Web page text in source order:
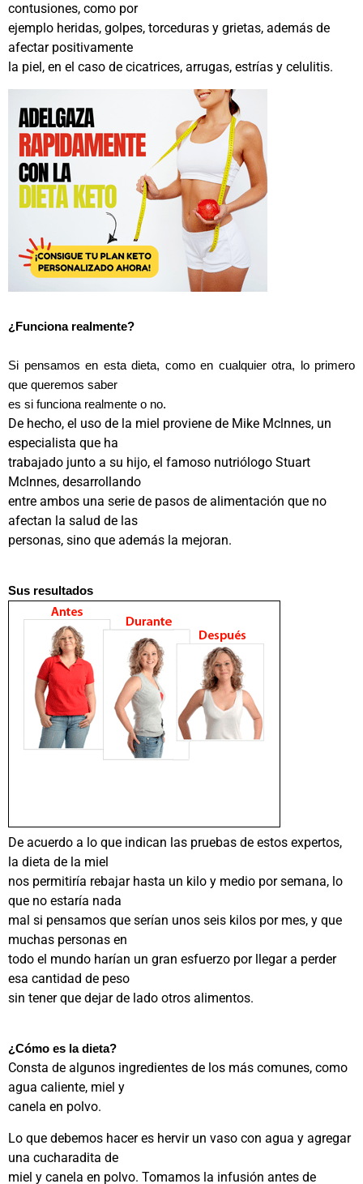
contusiones, como por
ejemplo heridas, golpes, torceduras y grietas, además de
afectar positivamente
la piel, en el caso de cicatrices, arrugas, estrías y celulitis.
¿Funciona realmente?
Si pensamos en esta dieta, como en cualquier otra, lo primero
que queremos saber
es si funciona realmente o no.
De hecho, el uso de la miel proviene de Mike Mclnnes, un
especialista que ha
trabajado junto a su hijo, el famoso nutriólogo Stuart
Mclnnes, desarrollando
entre ambos una serie de pasos de alimentación que no
afectan la salud de las
personas, sino que además la mejoran.
Sus resultados
De acuerdo a lo que indican las pruebas de estos expertos,
la dieta de la miel
nos permitiría rebajar hasta un kilo y medio por semana, lo
que no estaría nada
mal si pensamos que serían unos seis kilos por mes, y que
muchas personas en
todo el mundo harían un gran esfuerzo por llegar a perder
esa cantidad de peso
sin tener que dejar de lado otros alimentos.
¿Cómo es la dieta?
Consta de algunos ingredientes de los más comunes, como
agua caliente, miel y
canela en polvo.
Lo que debemos hacer es hervir un vaso con agua y agregar
una cucharadita de
miel y canela en polvo. Tomamos la infusión antes de